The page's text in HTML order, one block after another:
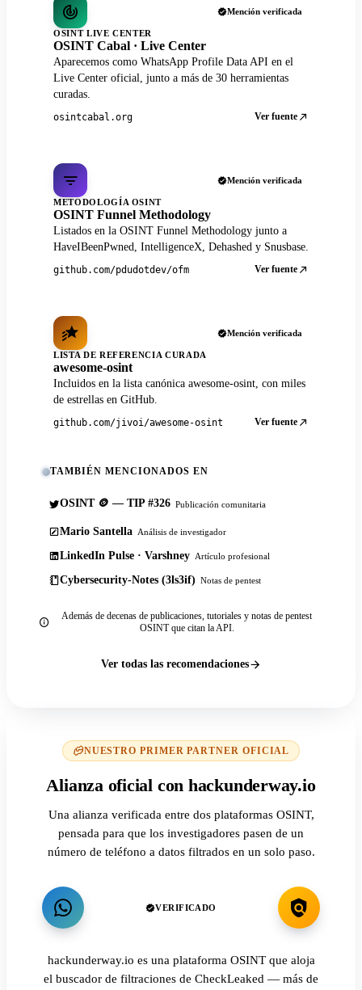
Mención verificada
OSINT LIVE CENTER
OSINT Cabal · Live Center
Aparecemos como WhatsApp Profile Data API en el
Live Center oficial, junto a más de 30 herramientas
curadas.
osintcabal.org Ver fuente
Mención verificada
METODOLOGÍA OSINT
OSINT Funnel Methodology
Listados en la OSINT Funnel Methodology junto a
HaveIBeenPwned, IntelligenceX, Dehashed y Snusbase.
github.com/pdudotdev/ofm Ver fuente
Mención verificada
LISTA DE REFERENCIA CURADA
awesome-osint
Incluidos en la lista canónica awesome-osint, con miles
de estrellas en GitHub.
github.com/jivoi/awesome-osint Ver fuente
TAMBIÉN MENCIONADOS EN
OSINT 🪙 — TIP #326 Publicación comunitaria
Mario Santella Análisis de investigador
LinkedIn Pulse · Varshney Artículo profesional
Cybersecurity-Notes (3ls3if) Notas de pentest
Además de decenas de publicaciones, tutoriales y notas de pentest
OSINT que citan la API.
Ver todas las recomendaciones
NUESTRO PRIMER PARTNER OFICIAL
Alianza oficial con hackunderway.io
Una alianza verificada entre dos plataformas OSINT,
pensada para que los investigadores pasen de un
número de teléfono a datos filtrados en un solo paso.
VERIFICADO
hackunderway.io es una plataforma OSINT que aloja
el buscador de filtraciones de CheckLeaked — más de